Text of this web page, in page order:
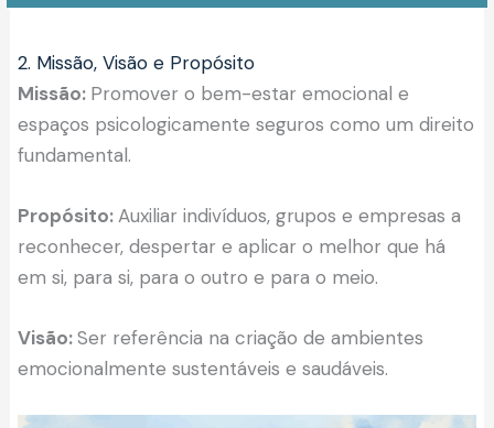
2. Missão, Visão e Propósito
Missão: Promover o bem-estar emocional e
espaços psicologicamente seguros como um direito
fundamental.
Propósito:Auxiliar indivíduos, grupos e empresas a
reconhecer, despertar e aplicar o melhor que há
em si, para si, para o outro e para o meio.
Visão:Ser referência na criação de ambientes
emocionalmente sustentáveis e saudáveis.